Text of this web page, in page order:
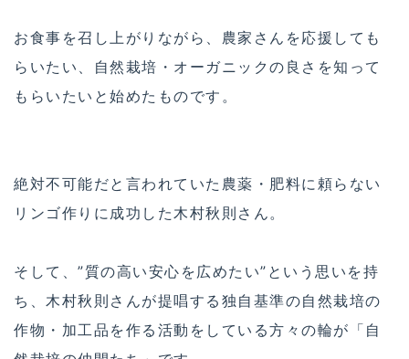
お食事を召し上がりながら、農家さんを応援しても
らいたい、自然栽培・オーガニックの良さを知って
もらいたいと始めたものです。
絶対不可能だと言われていた農薬・肥料に頼らない
リンゴ作りに成功した木村秋則さん。
そして、”質の高い安心を広めたい”という思いを持
ち、木村秋則さんが提唱する独自基準の自然栽培の
作物・加工品を作る活動をしている方々の輪が「自